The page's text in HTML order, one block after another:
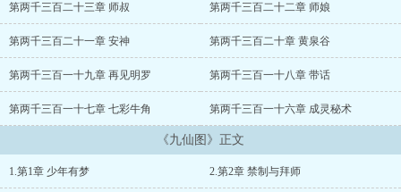
第两千三百二十三章 师叔 第两千三百二十二章 师娘
第两千三百二十一章 安神 第两千三百二十章 黄泉谷
第两千三百一十九章 再见明罗 第两千三百一十八章 带话
第两千三百一十七章 七彩牛角 第两千三百一十六章 成灵秘术
《九仙图》正文
1.第1章 少年有梦 2.第2章 禁制与拜师